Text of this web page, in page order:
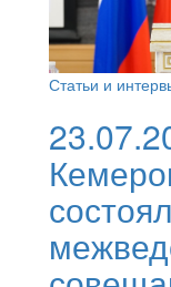
Статьи и